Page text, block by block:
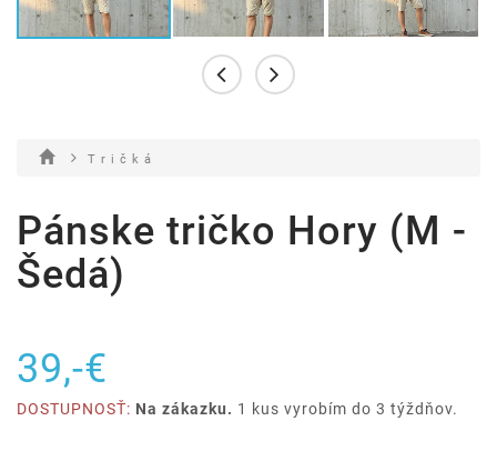
T r i č k á
Pánske tričko Hory (M -
Šedá)
39,-€
DOSTUPNOSŤ: Na zákazku. 1 kus vyrobím do 3 týždňov.